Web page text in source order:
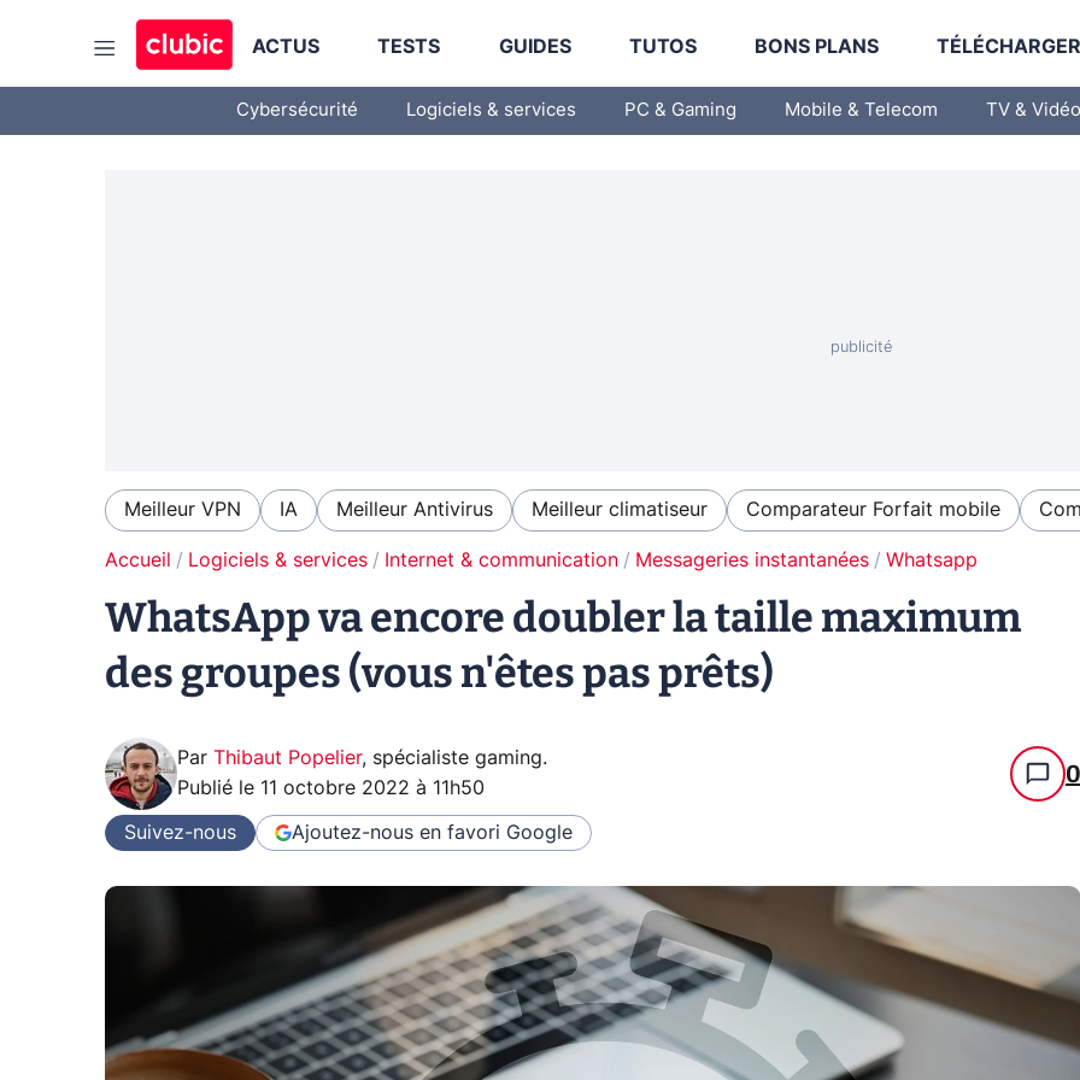
ACTUS TESTS GUIDES TUTOS BONS PLANS
Cybersécurité Logiciels & services PC & Gaming Mobile & Telecom TV & Vidéo
Meilleur VPN IA Meilleur Antivirus Meilleur climatiseur Comparateur Forfait mobile
Accueil Logiciels & services Internet & communication Messageries instantanées Whatsapp
WhatsApp va encore doubler la taille maximum
des groupes (vous n'êtes pas prêts)
Par Thibaut Popelier, spécialiste gaming.
Publié le 11 octobre 2022 à 11h50 0
Suivez-nous Ajoutez-nous en favori Google